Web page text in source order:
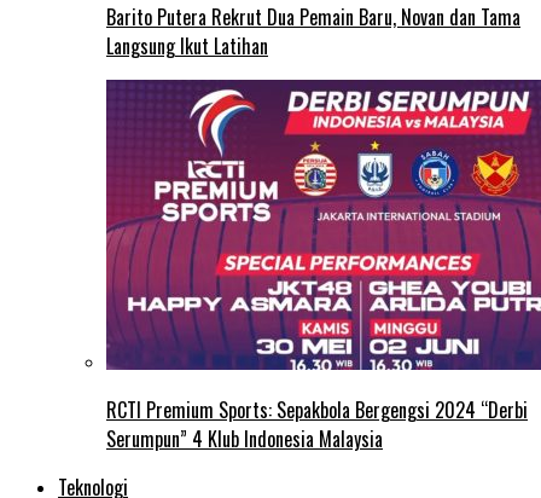
Barito Putera Rekrut Dua Pemain Baru, Novan dan Tama
Langsung Ikut Latihan
RCTI Premium Sports: Sepakbola Bergengsi 2024 “Derbi
Serumpun” 4 Klub Indonesia Malaysia
Teknologi